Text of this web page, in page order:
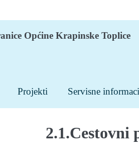
Općine Krapinske Toplice
Projekti Servisne
2.1.Cestovni